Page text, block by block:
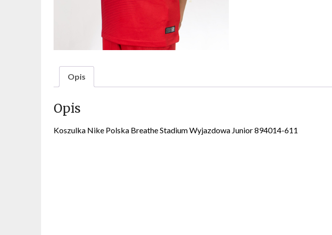
Opis
Opis
Koszulka Nike Polska Breathe Stadium Wyjazdowa Junior 894014-611